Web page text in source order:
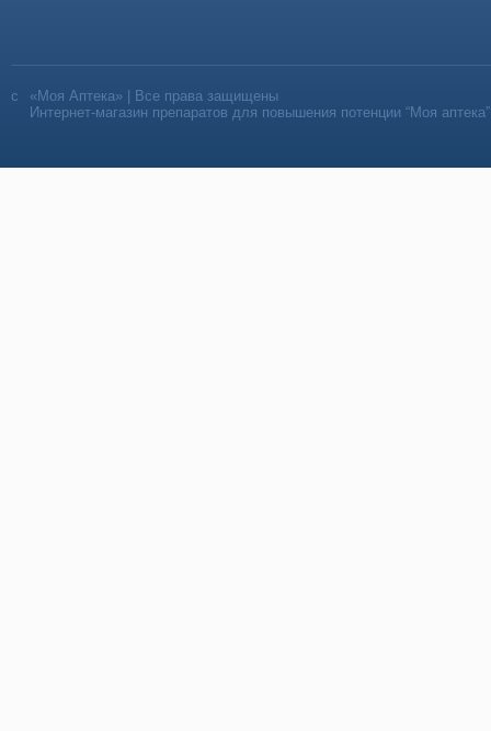
«Моя Аптека» | Все права защищены
Интернет-магазин препаратов для повышения потенции “Моя